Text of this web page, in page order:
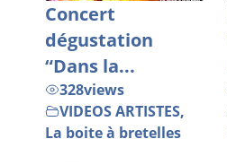
Concert
dégustation
“Dans la...
328views
VIDEOS ARTISTES,
La boite à bretelles